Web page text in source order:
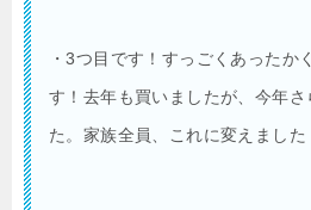
・3つ目です！すっごくあったか
す！去年も買いましたが、今年さ
た。家族全員、これに変えました